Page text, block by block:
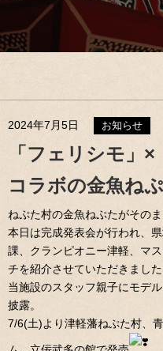
2024年7月5日 お知らせ
「フェリシモ」×
コラボの金魚ね
ねぷた村の金魚ねぷたがその
本日は完成発表会が行われ、
課、クランピオニー津軽、マ
チを紹介させていただきました
当施設のスタッフ親子にモデ
披露。
7/6(土)より津軽藩ねぷた村、